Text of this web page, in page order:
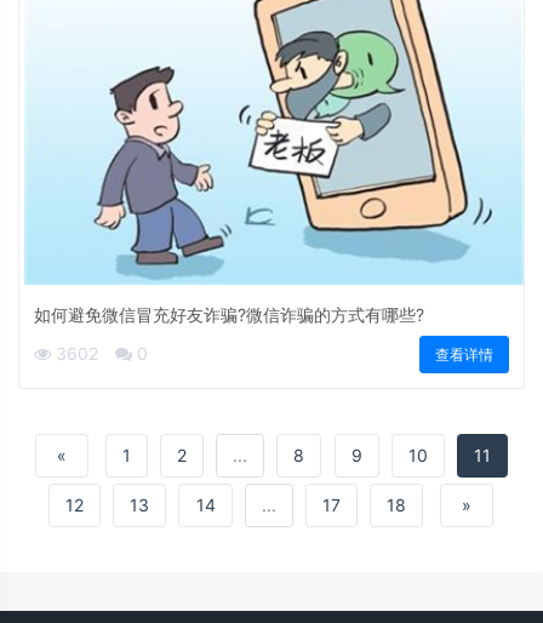
如何避免微信冒充好友诈骗?微信诈骗的方式有哪些?
3602
0 查看详情
« 1 2 ... 8 9 10 11
12 13 14 ... 17 18 »